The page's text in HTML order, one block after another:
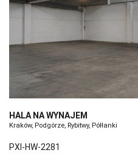
HALA NA WYNAJEM
Kraków, Podgórze, Rybitwy, Półłanki
PXI-HW-2281